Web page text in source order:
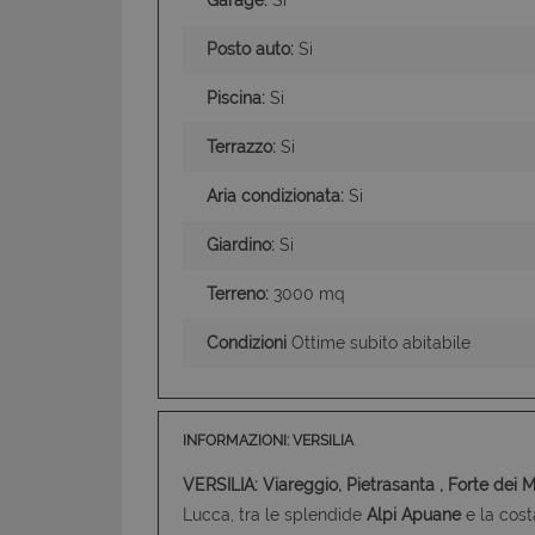
Posto auto: Si
Piscina: Si
Terrazzo: Si
Aria condizionata: Si
Giardino: Si
Terreno: 3000 mq
Condizioni Ottime subito abitabile
INFORMAZIONI: VERSILIA
VERSILIA: Viareggio, Pietrasanta , Forte dei
Lucca, tra le splendide Alpi Apuanee la